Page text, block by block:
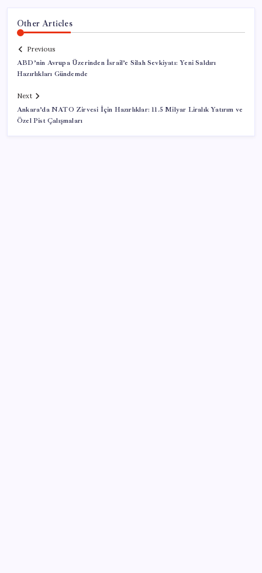
Other Articles
Previous
ABD’nin Avrupa Üzerinden İsrail’e Silah Sevkiyatı: Yeni Saldırı
Hazırlıkları Gündemde
Next
Ankara’da NATO Zirvesi İçin Hazırlıklar: 11.5 Milyar Liralık Yatırım ve
Özel Pist Çalışmaları